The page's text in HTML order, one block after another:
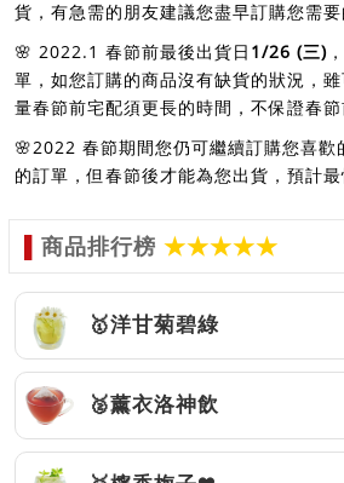
貨，有急需的朋友建議您盡早訂購您需要
🌸 2022.1 春節前最後出貨日 1/26 (三)
單，如您訂購的商品沒有缺貨的狀況，
量春節前宅配須更長的時間，不保證春節
🌸2022 春節期間您仍可繼續訂購您喜歡
的訂單，但春節後才能為您出貨，預計
商品排行榜 ★★★★★
🥇洋甘菊碧綠
🥈薰衣洛神飲